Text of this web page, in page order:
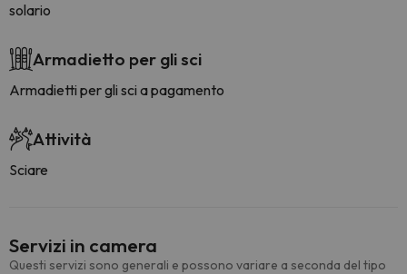
solario
Armadietto per gli sci
Armadietti per gli sci a pagamento
Attività
Sciare
Servizi in camera
Questi servizi sono generali e possono variare a seconda del tipo